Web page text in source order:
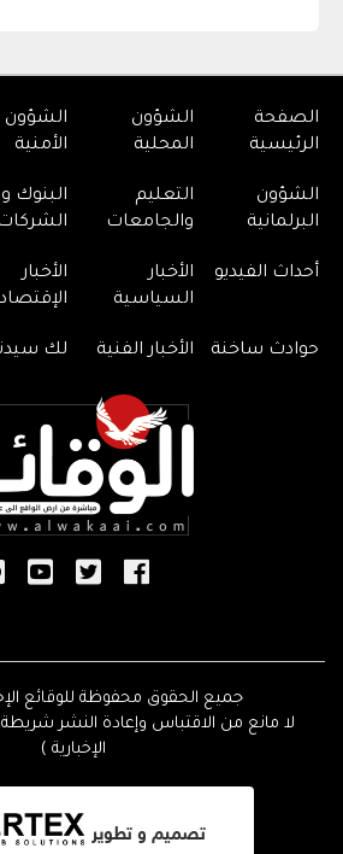
الصفحة
الرئيسية
الشؤون
المحلية
الشؤون
الأمنية
الشؤون
البرلمانية
التعليم
والجامعات
البنوك و
أحداث الفيديو
الأخبار
السياسية
الأخبار
حوادث ساخنة الأخبار الفنية لك
جميع الحقوق محفوظة للوقائع
لا مانع من الاقتباس وإعادة النشر
الإخبارية )
تصميم و تطوير